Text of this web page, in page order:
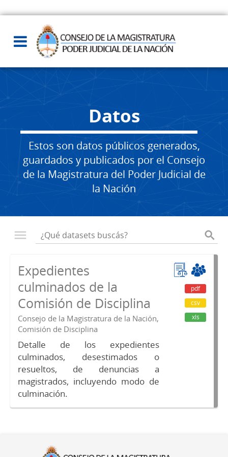
Datos
Estos son datos públicos generados,
guardados y publicados por el Consejo
de la Magistratura del Poder Judicial de
la Nación
Expedientes
culminados de la
Comisión de Disciplina
Consejo de la Magistratura de la Nación,
Comisión de Disciplina
Detalle de los expedientes
culminados, desestimados o
resueltos, de denuncias a
magistrados, incluyendo modo de
culminación.
pdf
csv
xls